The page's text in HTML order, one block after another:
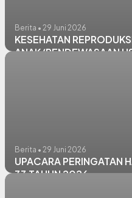
Berita • 29 Juni 2026
KESEHATAN
ANAK/PENDEWASAAN
Berita • 29 Juni 2026
UPACARA PERINGATAN
33 TAHUN 2026